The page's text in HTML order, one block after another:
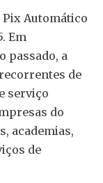
Pix Automático
Em
passado, a
de
serviço
do
academias,
de